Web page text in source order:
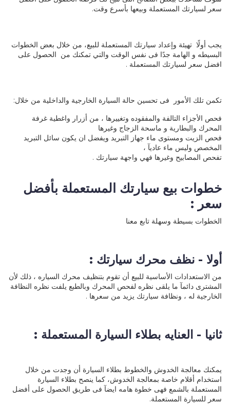
سعر لسيارتك المستعملة وبيعها بأسرع وقت.
يجب أولًا تهيئة وإعداد سيارتك المستعملة للبيع، من خلال بعض الخطوات
البسيطه و الهامة جدًا فى نفس الوقت والتي تمكنك من الحصول على
افضل سعر لسيارتك المستعملة .
تكمن تلك الأمور فى تحسين حالة السيارة الخارجية والداخلية من خلال:
فحص الأجزاء التالفة والمفقوده وتغييرها ، من أزرار واغطية غرفة
المحرك والبطارية و ماسحة الزجاج وغيرها
فحص الزيت ومستوى ماء جهاز التبريد ويفضل ان يكون سائل التبريد
المخصص وليس ماء عاديآ ،
تفحص المصابيح وغيرها فهي واجهة سيارتك .
خطوات بيع سيارتك المستعملة بأفضل
سعر :
الخطوات بسيطة وسهلة تابع معنا
أولا - نظف محرك سيارتك :
من الاستعدادات الأساسية للبيع أن تقوم بتنظيف محرك السياره ، ذلك لأن
المشترى دائمآ ما يلقى نظره لفحص المحرك وبالطبع يلفت نظره النظافة
الخارجية له ، ونظافة سيارتك يزيد من سعرها .
ثانيا - العنايه بطلاء السيارة المستعملة :
يمكنك معالجة الخدوش والخطوط بطلاء السيارة أن وجدت من خلال
استخدام أقلام خاصة بمعالجة الخدوش، كما ينصح بطلاء السيارة
المستعملة بالشمع فهى خطوة هامه ايضآ فى طريق الحصول على أفضل
سعر للسيارة المستعملة.